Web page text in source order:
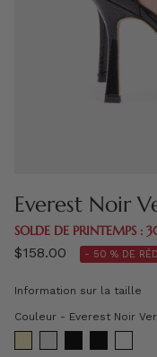
Everest Noir
SOLDE DE PRINTEMPS :
$158.00 - 50 % DE
Information sur la taille
Couleur - Everest Noir